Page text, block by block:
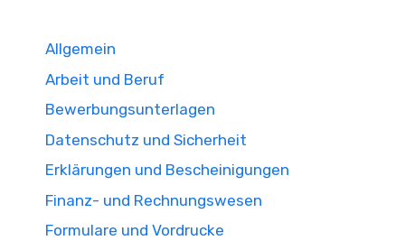
Allgemein
Arbeit und Beruf
Bewerbungsunterlagen
Datenschutz und Sicherheit
Erklärungen und Bescheinigungen
Finanz- und Rechnungswesen
Formulare und Vordrucke